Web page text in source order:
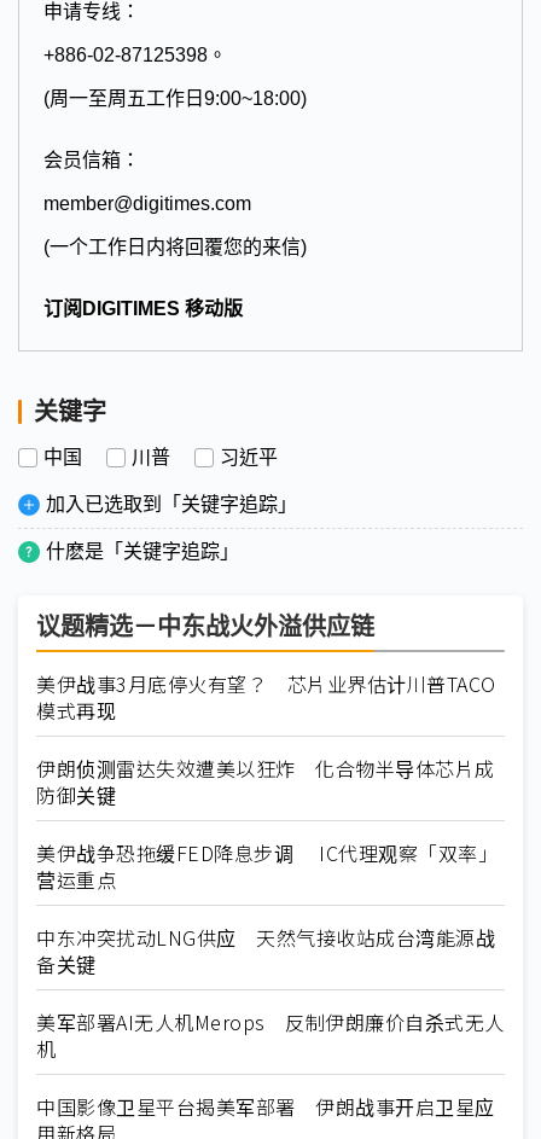
申请专线：
+886-02-87125398。
(周一至周五工作日9:00~18:00)
会员信箱：
member@digitimes.com
(一个工作日内将回覆您的来信)
订阅DIGITIMES 移动版
关键字
中国 川普 习近平
加入已选取到「关键字追踪」
什麽是「关键字追踪」
议题精选－中东战火外溢供应链
美伊战事3月底停火有望？ 芯片业界估计川普TACO
模式再现
伊朗侦测雷达失效遭美以狂炸 化合物半导体芯片成
防御关键
美伊战争恐拖缓FED降息步调 IC代理观察「双率」
营运重点
中东冲突扰动LNG供应 天然气接收站成台湾能源战
备关键
美军部署AI无人机Merops 反制伊朗廉价自杀式无人
机
中国影像卫星平台揭美军部署 伊朗战事开启卫星应